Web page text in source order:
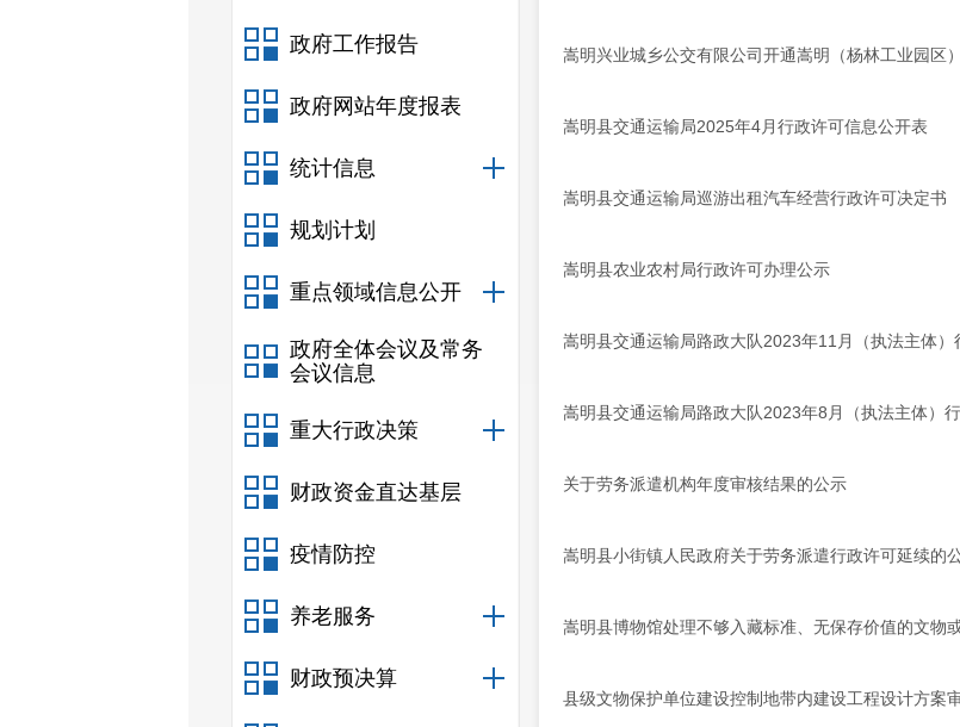
政府工作报告
政府网站年度报表
统计信息
规划计划
重点领域信息公开
政府全体会议及常务
会议信息
重大行政决策
财政资金直达基层
疫情防控
养老服务
财政预决算
嵩明兴业城乡公交有限公司开通嵩明（杨林工业园区
嵩明县交通运输局2025年4月行政许可信息公开表
嵩明县交通运输局巡游出租汽车经营行政许可决定书
嵩明县农业农村局行政许可办理公示
嵩明县交通运输局路政大队2023年11月（执法主体
嵩明县交通运输局路政大队2023年8月（执法主体）
关于劳务派遣机构年度审核结果的公示
嵩明县小街镇人民政府关于劳务派遣行政许可延续的
嵩明县博物馆处理不够入藏标准、无保存价值的文物
县级文物保护单位建设控制地带内建设工程设计方案